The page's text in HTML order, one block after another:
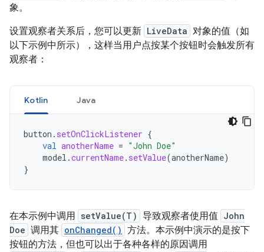
象。
设置观察者关系后，您可以更新 LiveData 对象的值（如
以下示例中所示），这样当用户点按某个按钮时会触发所有
观察者：
Kotlin Java
button . setOnClickListener {
val anotherName = "John Doe"
model .currentName. setValue(anotherName)
}
在本示例中调用 setValue(T) 导致观察者使用值 John
Doe 调用其 onChanged() 方法。本示例中演示的是按下
按钮的方法，但也可以出于各种各样的原因调用